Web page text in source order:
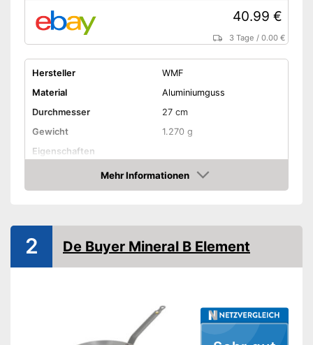
40.99 €
3 Tage /0.00 €
Hersteller
WMF
Material
Aluminiumguss
Durchmesser
27 cm
Gewicht
1.270 g
Eigenschaften
Für Elektroherd geeignet
geeignet
Mehr Informationen
Amazon
2 De Buyer Mineral B Element